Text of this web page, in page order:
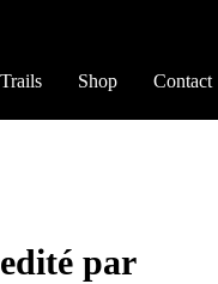
Trails Shop Contact
par